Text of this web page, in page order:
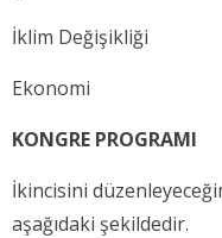
İklim Değişikliği
Ekonomi
KONGRE PROGRAMI
İkincisini
aşağıdaki şekildedir.